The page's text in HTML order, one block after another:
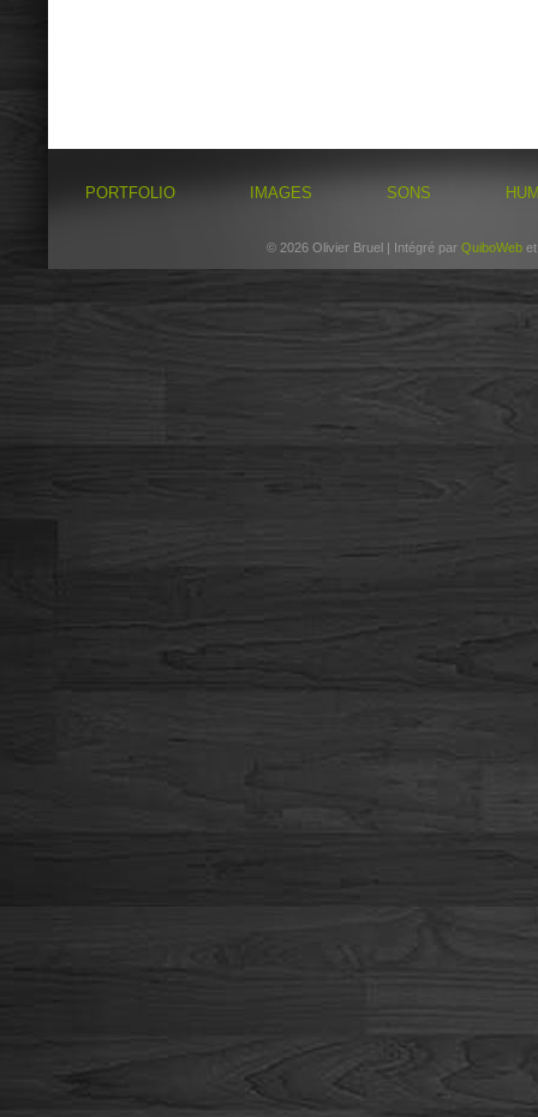
PORTFOLIO IMAGES SONS
© 2026 Olivier Bruel | Intégré par QuiboWeb